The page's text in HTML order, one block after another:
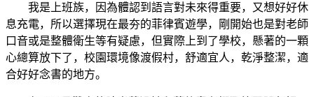
我是上班族，因為體認到語言對未來得重要，又想好好休
息充電，所以選擇現在最夯的菲律賓遊學，剛開始也是對老師
口音或是整體衛生等有疑慮，但實際上到了學校，懸著的一顆
心總算放下了，校園環境像渡假村，舒適宜人，乾淨整潔，適
合好好念書的地方。